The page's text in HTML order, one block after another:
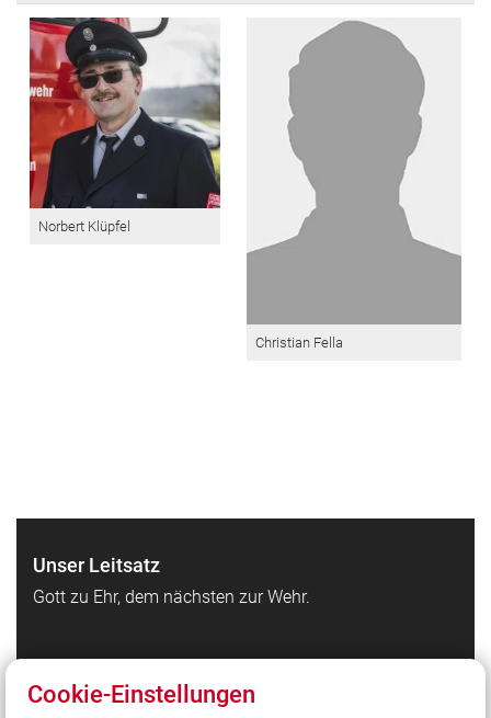
Norbert Klüpfel
Christian Fella
Unser Leitsatz
Gott zu Ehr, dem nächsten zur Wehr.
Feuerwehr Waldbrunn auf Facebook
Cookie-Einstellungen